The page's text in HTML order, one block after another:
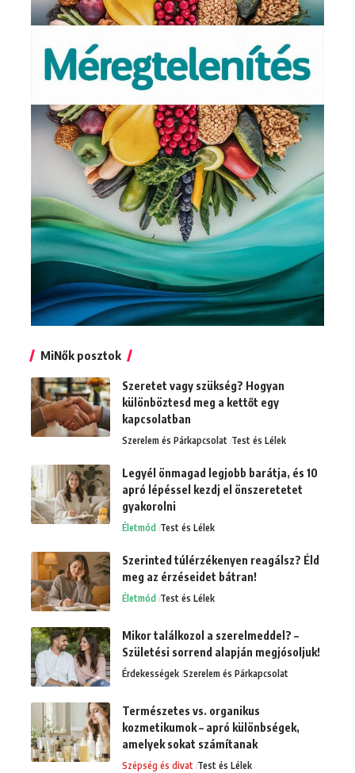
MiNők posztok
Szeretet vagy szükség? Hogyan
különböztesd meg a kettőt egy
kapcsolatban
Szerelem és Párkapcsolat Test és Lélek
Legyél önmagad legjobb barátja, és 10
apró lépéssel kezdj el önszeretetet
gyakorolni
Életmód Test és Lélek
Szerinted túlérzékenyen reagálsz? Éld
meg az érzéseidet bátran!
Életmód Test és Lélek
Mikor találkozol a szerelmeddel? –
Születési sorrend alapján megjósoljuk!
Érdekességek Szerelem és Párkapcsolat
Természetes vs. organikus
kozmetikumok – apró különbségek,
amelyek sokat számítanak
Szépség és divat Test és Lélek